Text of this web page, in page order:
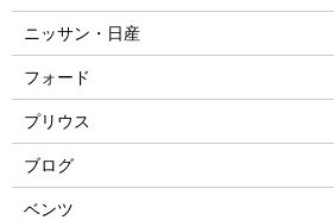
ニッサン・日産
フォード
プリウス
ブログ
ベンツ